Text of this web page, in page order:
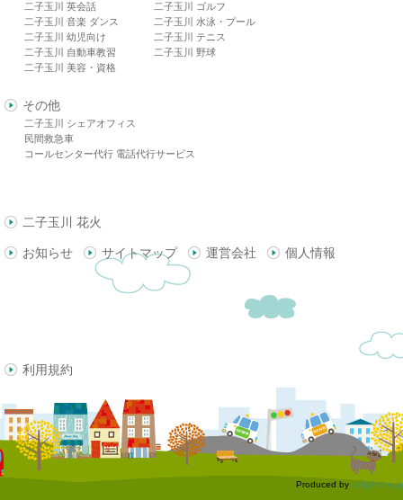
二子玉川 英会話
二子玉川 音楽 ダンス
二子玉川 幼児向け
二子玉川 自動車教習
二子玉川 美容・資格
二子玉川 ゴルフ
二子玉川 水泳・プール
二子玉川 テニス
二子玉川 野球
その他
二子玉川 シェアオフィス
民間救急車
コールセンター代行 電話代行サービス
二子玉川 花火
お知らせ サイトマップ 運営会社 個人情報
利用規約
Produced by delight.ne.jp